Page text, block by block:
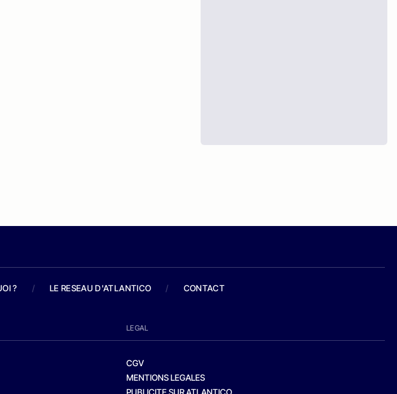
? / LE RESEAU D'ATLANTICO / CONTACT
LEGAL
CGV
MENTIONS LEGALES
PUBLICITE SUR ATLANTICO